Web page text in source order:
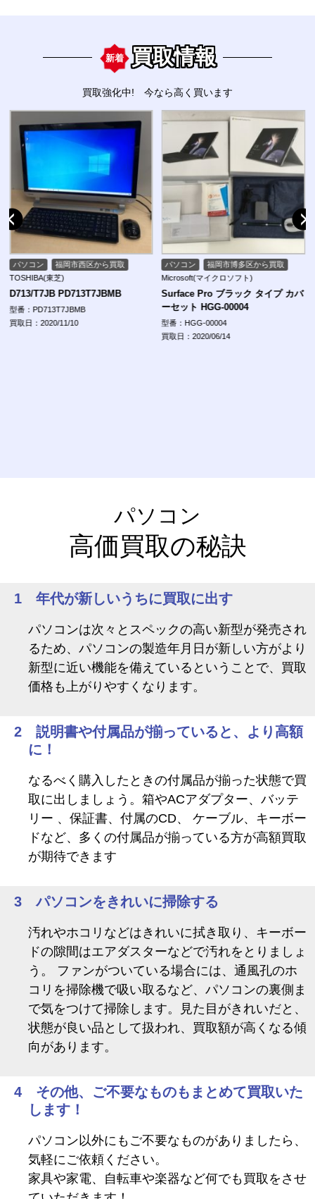
新着 買取情報
買取強化中! 今なら高く買います
パソコン
福岡市博多区から買取
Microsoft(マイクロソフト)
Surface Pro ブラック タイプ カバ
ーセット HGG-00004
型番：HGG-00004
パソコン
福岡市早良区から買取
NEC(日本電気通信株式会社)
NEC VersaPro VersaPro タイプ
VF PC-VRE16FB6S411
型番：PC-VRE16FB6S411
買取日：2020/05/07
パソコン
高価買取の秘訣
1 年代が新しいうちに買取に出す
パソコンは次々とスペックの高い新型が発売され
るため、パソコンの製造年月日が新しい方がより
新型に近い機能を備えているということで、買取
価格も上がりやすくなります。
2 説明書や付属品が揃っていると、より高額
に！
なるべく購入したときの付属品が揃った状態で買
取に出しましょう。箱やACアダプター、バッテ
リー 、保証書、付属のCD、 ケーブル、キーボー
ドなど、多くの付属品が揃っている方が高額買取
が期待できます
3 パソコンをきれいに掃除する
汚れやホコリなどはきれいに拭き取り、キーボー
ドの隙間はエアダスターなどで汚れをとりましょ
う。 ファンがついている場合には、通風孔のホ
コリを掃除機で吸い取るなど、パソコンの裏側ま
で気をつけて掃除します。見た目がきれいだと、
状態が良い品として扱われ、買取額が高くなる傾
向があります。
4 その他、ご不要なものもまとめて買取いた
します！
パソコン以外にもご不要なものがありましたら、
気軽にご依頼ください。
家具や家電、自転車や楽器など何でも買取をさせ